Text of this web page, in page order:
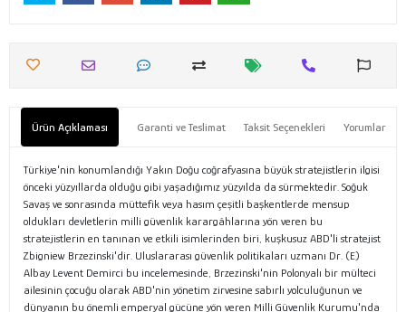
Ürün Açıklaması Garanti ve Teslimat Taksit Seçenekleri Yorumlar
Türkiye'nin konumlandığı Yakın Doğu coğrafyasına büyük stratejistlerin ilgisi
önceki yüzyıllarda olduğu gibi yaşadığımız yüzyılda da sürmektedir. Soğuk
Savaş ve sonrasında müttefik veya hasım çeşitli başkentlerde mensup
oldukları devletlerin milli güvenlik karargâhlarına yön veren bu
stratejistlerin en tanınan ve etkili isimlerinden biri, kuşkusuz ABD'li stratejist
Zbigniew Brzezinski'dir. Uluslararası güvenlik politikaları uzmanı Dr. (E)
Albay Levent Demirci bu incelemesinde, Brzezinski'nin Polonyalı bir mülteci
ailesinin çocuğu olarak ABD'nin yönetim zirvesine sabırlı yolculuğunun ve
dünyanın bu önemli emperyal gücüne yön veren Milli Güvenlik Kurumu'nda